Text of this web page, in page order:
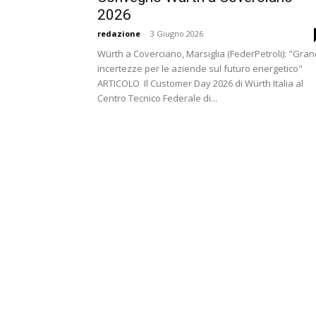
2026
redazione - 3 Giugno 2026
Würth a Coverciano, Marsiglia (FederPetroli):
incertezze per le aziende sul futuro energetico"
ARTICOLO Il Customer Day 2026 di Würth Italia al
Centro Tecnico Federale di...